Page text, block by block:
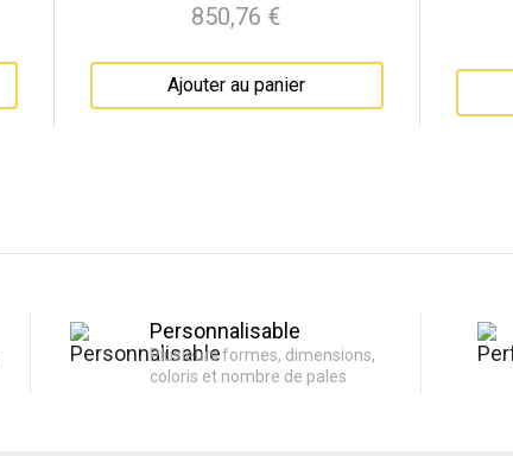
Prix
850,76 €
Ajouter au panier
Personnalisable
Plusieurs formes, dimensions,
coloris et nombre de pales